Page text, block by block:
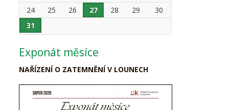
24
25 26 27 28 29
30
31
Exponát měsíce
NAŘÍZENÍ O ZATEMNĚNÍ V LOUNECH